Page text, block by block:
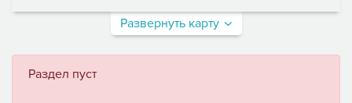
Развернуть карту
Раздел пуст